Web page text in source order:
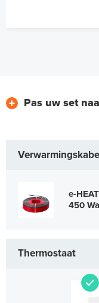
Pas uw set
e-
450
Thermostaat